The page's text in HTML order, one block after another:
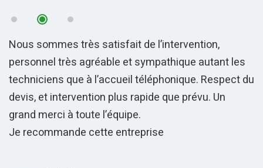
Nous sommes très satisfait de l’intervention,
personnel très agréable et sympathique autant les
techniciens que à l’accueil téléphonique. Respect du
devis, et intervention plus rapide que prévu. Un
grand merci à toute l’équipe.
Je recommande cette entreprise